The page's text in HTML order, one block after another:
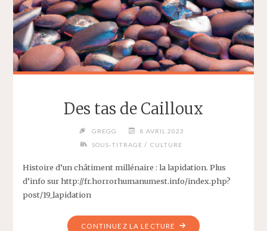
Des tas de Cailloux
GREGG
8 AVRIL 2023
SOUS-TITRAGE / CULTURE
Histoire d’un châtiment millénaire : la lapidation. Plus
d’info sur http://fr.horrorhumanumest.info/index.php?
post/19_lapidation
CONTINUEZ LA LECTURE
"DES